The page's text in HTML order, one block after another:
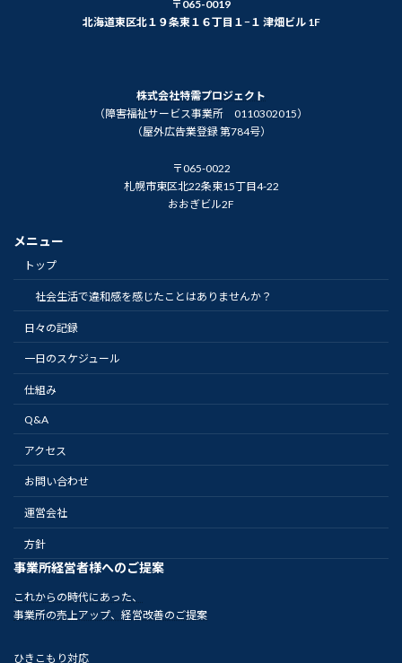
〒065-0019
北海道東区北１９条東１６丁目１−１ 津畑ビル 1F
株式会社特需プロジェクト
（障害福祉サービス事業所 0110302015）
（屋外広告業登録 第784号）
〒065-0022
札幌市東区北22条東15丁目4-22
おおぎビル2F
メニュー
トップ
社会生活で違和感を感じたことはありませんか？
日々の記録
一日のスケジュール
仕組み
Q&A
アクセス
お問い合わせ
運営会社
方針
事業所経営者様へのご提案
これからの時代にあった、
事業所の売上アップ、経営改善のご提案
ひきこもり対応